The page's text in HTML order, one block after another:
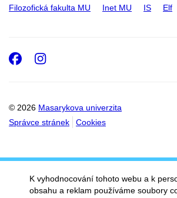
Filozofická fakulta MU Inet MU IS Elf
© 2026 Masarykova univerzita
Správce stránek
Cookies
Facebook
Instagram
K vyhodnocování tohoto webu a k
obsahu a reklam používáme soubory